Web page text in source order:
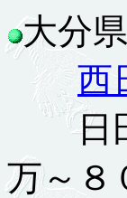
大分
西
日田
万～８